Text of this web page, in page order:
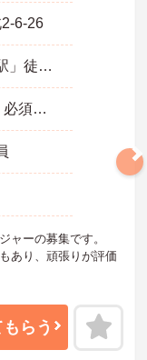
6-26
東武東上線「志木駅」徒歩11分
■ケアマネジャー：必須 ■経験必須 ■主任介護支援専門員：歓迎
ャーの募集です。
あり、頑張りが評価
らに詳細をお話いた
らう